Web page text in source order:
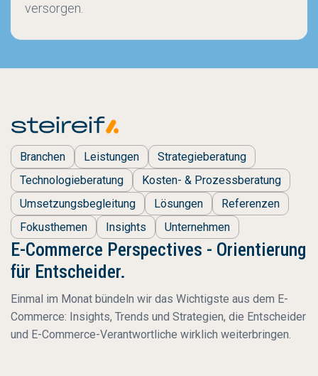
versorgen.
Branchen Leistungen
Strategieberatung
Technologieberatung
Kosten- & Prozessberatung
Umsetzungsbegleitung
Lösungen
Referenzen
Fokusthemen
Insights Unternehmen
E-Commerce Perspectives - Orientierung
für Entscheider.
Einmal im Monat bündeln wir das Wichtigste aus dem E-
Commerce: Insights, Trends und Strategien, die Entscheider
und E-Commerce-Verantwortliche wirklich weiterbringen.